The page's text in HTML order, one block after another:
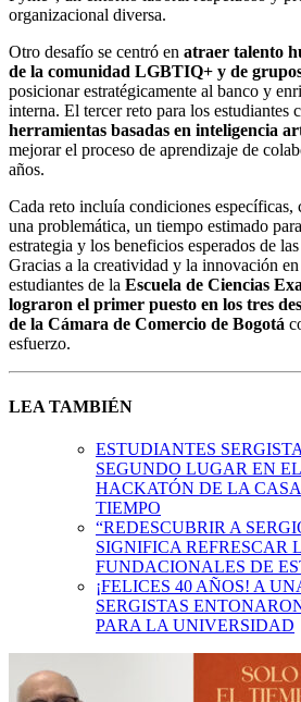
organizacional diversa.
Otro desafío se centró en atraer talento
de la comunidad LGBTIQ+ y de
posicionar estratégicamente al banco y
interna. El tercer reto para los estudiantes
herramientas basadas en inteligencia
mejorar el proceso de aprendizaje de
años.
Cada reto incluía condiciones
una problemática, un tiempo estimado
estrategia y los beneficios esperados de
Gracias a la creatividad y la innovación
estudiantes de la Escuela de Ciencias
lograron el primer puesto en los tres
de la Cámara de Comercio de Bogotá
esfuerzo.
LEA TAMBIÉN
ESTUDIANTES
SEGUNDO LUGAR EN
HACKATÓN DE LA
TIEMPO
“REDESCUBRIR A
SIGNIFICA REFRESCAR
FUNDACIONALES DE
¡FELICES 40 AÑOS! A
SERGISTAS
PARA LA UNIVERSIDAD